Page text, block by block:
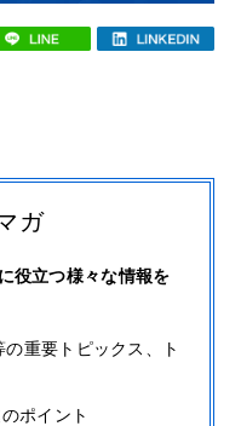
ガ
役立つ様々な情報を
重要トピックス、ト
ポイント